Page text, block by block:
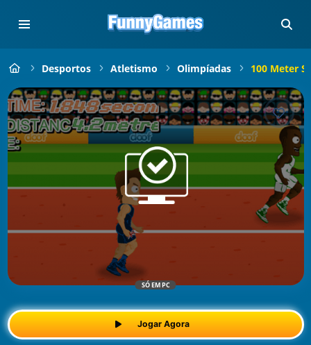
Desportos Atletismo Olimpíadas 100 Meter
SÓ EM PC
Jogar Agora